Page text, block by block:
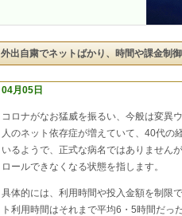
外出自粛でネットばかり、時間や課金制御
04月05日
コロナがなお猛威を振るい、今般は変異
人のネット依存症が増えていて、40代の
いるようで、正式な病名ではありません
ロールできなくなる状態を指します。
具体的には、利用時間や投入金額を制限
ト利用時間はそれまで平均6・5時間だ